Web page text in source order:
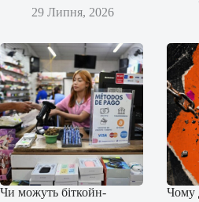
29 Липня, 2026
Чи можуть біткойн-
Чому